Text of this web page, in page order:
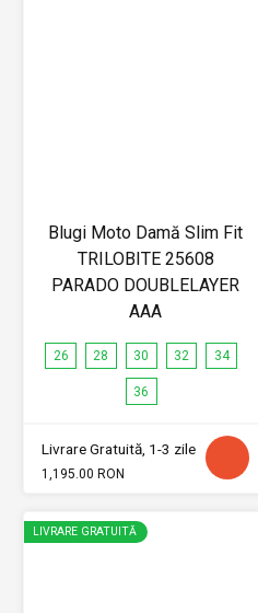
Blugi Moto Damă Slim Fit
TRILOBITE 25608
PARADO DOUBLELAYER
AAA
26 28 30 32 34
36
Livrare Gratuită, 1-3 zile
1,195.00 RON
LIVRARE GRATUITĂ